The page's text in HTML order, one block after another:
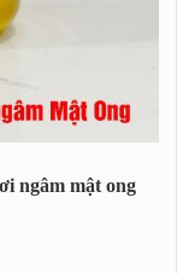
ngâm mật ong